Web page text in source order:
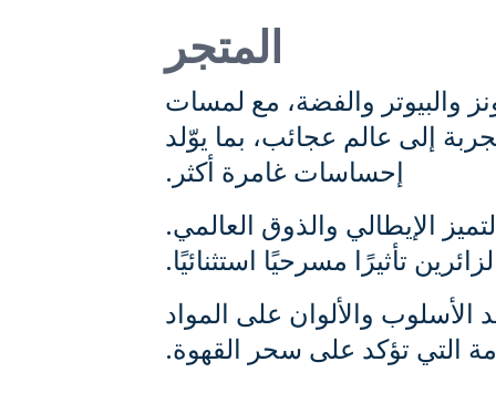
المتجر
والبيوتر والفضة، مع لمسات
إلى عالم عجائب، بما يوّلد
إحساسات غامرة أكثر.
الإيطالي والذوق العالمي.
تأثيرًا مسرحيًا استثنائيًا.
والألوان على المواد
التي تؤكد على سحر القهوة.